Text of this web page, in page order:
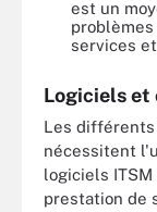
est un
services
Logiciels et
Les différents
nécessitent
logiciels
prestation de